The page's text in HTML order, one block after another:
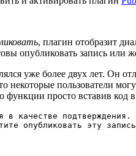
, плагин отобразит
опубликовать запись или
уже более двух лет. Он
пользователи
функции просто вставив
в качестве подтверждения.
опубликовать эту